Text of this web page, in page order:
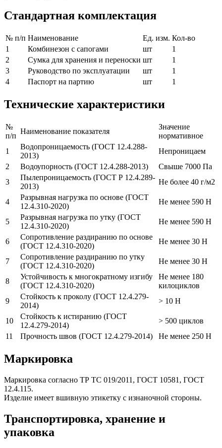
Стандартная комплектация
№ п/п Наименование Ед. изм. Кол-во
1
Комбинезон с сапогами шт
1
2
Сумка для хранения и переноски шт
1
3
Руководство по эксплуатации шт
1
4
Паспорт на партию шт 1
Технические характеристики
№
п/п
Наименование показателя
Значение
нормативное
1
Водопроницаемость (ГОСТ 12.4.288-
2013)
Непроницаем
2
Водоупорность (ГОСТ 12.4.288-2013)
Свыше 7000 Па
3
Пылепроницаемость (ГОСТ Р 12.4.289-
2013)
Не более 40 г/м2
4
Разрывная нагрузка по основе (ГОСТ
12.4.310-2020)
Не менее 590 Н
5
Разрывная нагрузка по утку (ГОСТ
12.4.310-2020)
Не менее 590 Н
6
Сопротивление раздиранию по основе
(ГОСТ 12.4.310-2020)
Не менее 30 Н
7
Сопротивление раздиранию по утку
(ГОСТ 12.4.310-2020)
Не менее 30 Н
8
Устойчивость к многократному изгибу
(ГОСТ 12.4.310-2020)
Не менее 180
килоциклов
9
Стойкость к проколу (ГОСТ 12.4.279-
2014)
> 10 Н
10
Стойкость к истиранию (ГОСТ
12.4.279-2014)
> 500 циклов
11
Прочность швов (ГОСТ 12.4.279-2014) Не менее 250 Н
Маркировка
Маркировка согласно ТР ТС 019/2011, ГОСТ 10581, ГОСТ
12.4.115.
Изделие имеет вшивную этикетку с изнаночной стороны.
Транспортировка, хранение и
упаковка